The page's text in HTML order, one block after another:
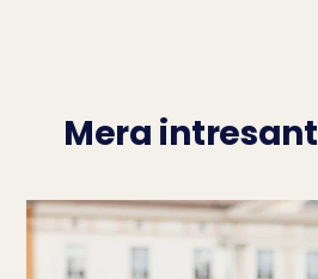
Mera